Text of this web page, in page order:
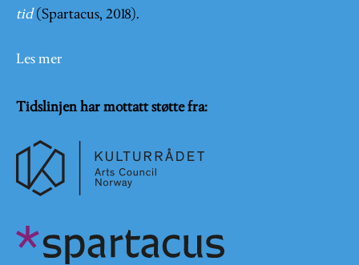
tid (Spartacus, 2018).
Les mer
Tidslinjen har mottatt støtte fra: